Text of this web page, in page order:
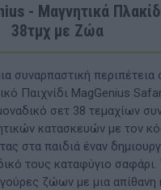
- Μαγνητικά
38τμχ με Ζώα
συναρπαστική περιπέτεια
Παιχνίδι MagGenius
σετ 38 τεμαχίων
κατασκευών με τον
στα παιδιά έναν
τους καταφύγιο
ζώων με μια απίθανη